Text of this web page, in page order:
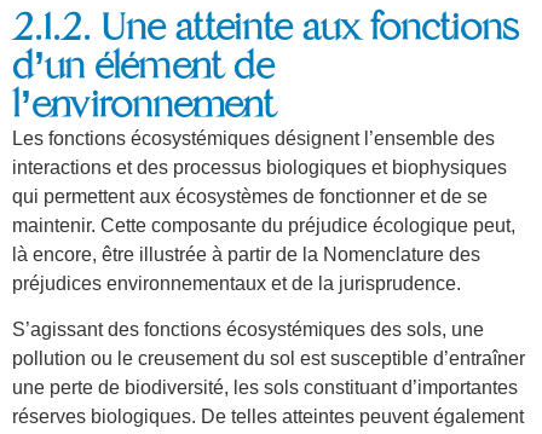
2.1.2. Une atteinte aux fonctions
d’un élément de
l’environnement
Les fonctions écosystémiques désignent l’ensemble des
interactions et des processus biologiques et biophysiques
qui permettent aux écosystèmes de fonctionner et de se
maintenir. Cette composante du préjudice écologique peut,
là encore, être illustrée à partir de la Nomenclature des
préjudices environnementaux et de la jurisprudence.
S’agissant des fonctions écosystémiques des sols, une
pollution ou le creusement du sol est susceptible d’entraîner
une perte de biodiversité, les sols constituant d’importantes
réserves biologiques. De telles atteintes peuvent également